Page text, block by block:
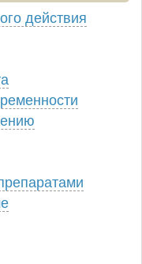
действия